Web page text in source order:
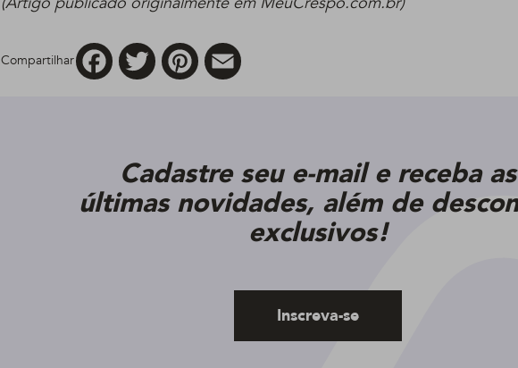
Compartilhar
FacebookTwitter Pinterest
Cadastre seu e-mail e receba as
últimas novidades, além de
exclusivos!
Inscreva-se